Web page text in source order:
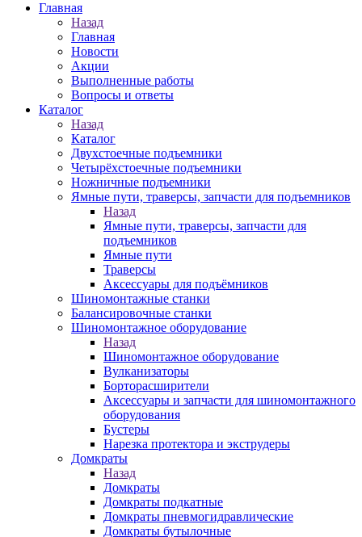
Главная
Назад
Главная
Новости
Акции
Выполненные работы
Вопросы и ответы
Каталог
Назад
Каталог
Двухстоечные подъемники
Четырёхстоечные подъемники
Ножничные подъемники
Ямные пути, траверсы, запчасти для подъемников
Назад
Ямные пути, траверсы, запчасти для
подъемников
Ямные пути
Траверсы
Аксессуары для подъёмников
Шиномонтажные станки
Балансировочные станки
Шиномонтажное оборудование
Назад
Шиномонтажное оборудование
Вулканизаторы
Борторасширители
Аксессуары и запчасти для шиномонтажного
оборудования
Бустеры
Нарезка протектора и экструдеры
Домкраты
Назад
Домкраты
Домкраты подкатные
Домкраты пневмогидравлические
Домкраты бутылочные